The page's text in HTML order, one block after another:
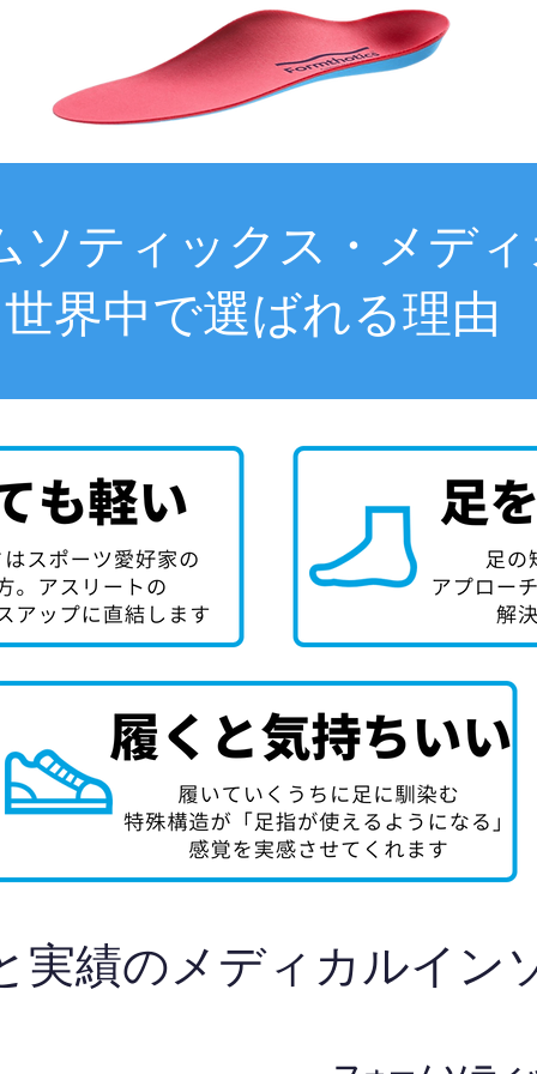
ソティックス・メデ
世界中で選ばれる理由
実績のメディカルイン